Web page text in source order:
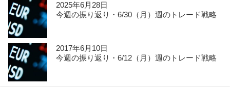
2025年6月28日
今週の振り返り・6/30（月）週のトレード戦略
2017年6月10日
今週の振り返り・6/12（月）週のトレード戦略